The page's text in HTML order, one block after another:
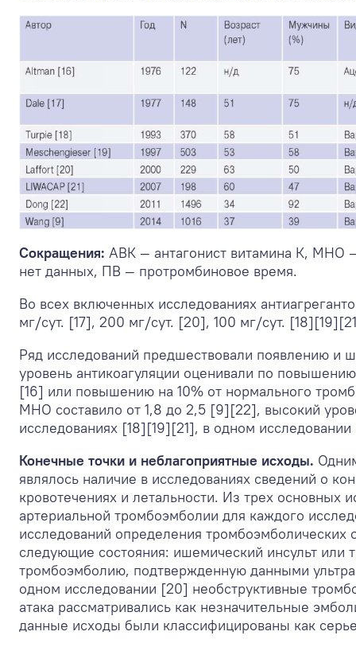
Сокращения: АВК — антагонист витамина К, МНО
нет данных, ПВ — протромбиновое время.
Во всех включенных исследованиях
мг/сут. [17], 200 мг/сут. [20], 100 мг/сут.
Ряд исследований предшествовали появлению
уровень антикоагуляции оценивали по
[16] или повышению на 10% от нормального
МНО составило от 1,8 до 2,5 [9][22], высокий
исследованиях [18][19][21], в одном
Конечные точки и неблагоприятные исходы.
являлось наличие в исследованиях сведений о
кровотечениях и летальности. Из трех основных
артериальной тромбоэмболии для каждого
исследований определения
следующие состояния: ишемический инсульт или
тромбоэмболию, подтвержденную данными
одном исследовании [20] необструктивные
атака рассматривались как незначительные
данные исходы были классифицированы как